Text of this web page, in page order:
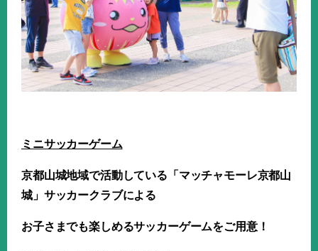
ミニサッカーゲーム
京都山城地域で活動している「マッチャモーレ京都山
城」サッカークラブによる
お子さまでも楽しめるサッカーゲームをご用意！